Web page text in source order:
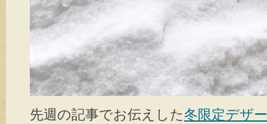
先週の記事でお伝えした冬限定デザ